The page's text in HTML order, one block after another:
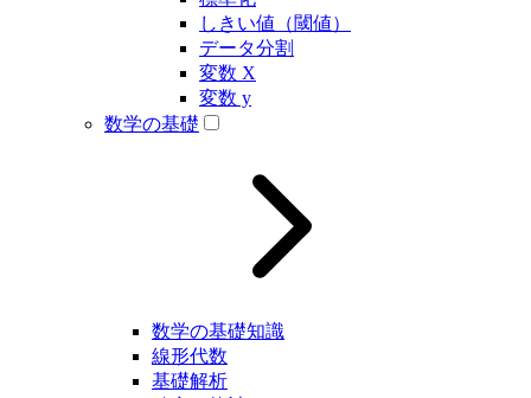
しきい値（閾値）
データ分割
変数 X
変数 y
数学の基礎
数学の基礎知識
線形代数
基礎解析